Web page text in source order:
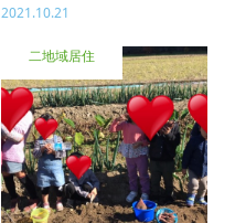
2021.10.21
二地域居住